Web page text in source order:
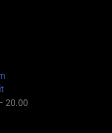
20.00